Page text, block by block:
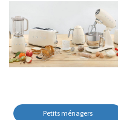
Petits ménagers